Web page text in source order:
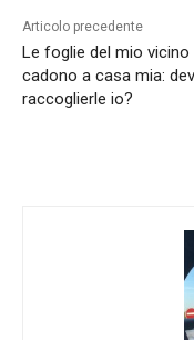
Articolo precedente
Le foglie del mio vicino
cadono a casa mia:
raccoglierle io?